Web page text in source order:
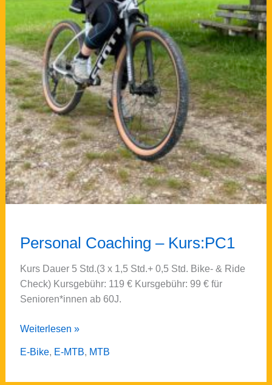
Personal Coaching – Kurs:PC1
Kurs Dauer 5 Std.(3 x 1,5 Std.+ 0,5 Std. Bike- & Ride
Check) Kursgebühr: 119 € Kursgebühr: 99 € für
Senioren*innen ab 60J.
Personal
–
Weiterlesen »
E-Bike, E-MTB, MTB